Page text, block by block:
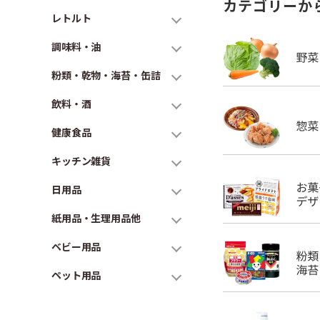
レトルト
調味料・油
粉類・乾物・海苔・缶詰
飲料・酒
健康食品
キッチン雑貨
日用品
紙用品・生理用品他
ベビー用品
ペット用品
カテゴリーか